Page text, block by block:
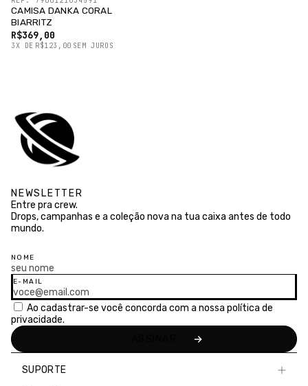
CAMISA DANKA CORAL
BIARRITZ
R$369,00
3X DE R$123,00 SEM JUROS
NEWSLETTER
Entre pra crew.
Drops, campanhas e a coleção nova na tua caixa antes de todo
mundo.
NOME
E-MAIL
Ao cadastrar-se você concorda com a nossa política de
privacidade.
SUPORTE